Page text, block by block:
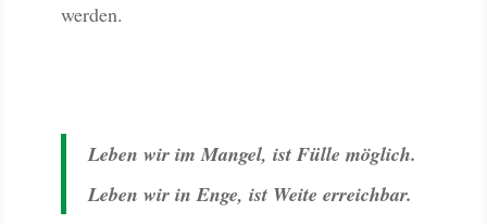
werden.
Leben wir im Mangel, ist Fülle möglich.
Leben wir in Enge, ist Weite erreichbar.